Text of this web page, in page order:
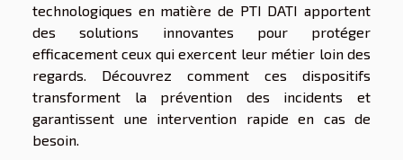
technologiques en matière de PTI DATI apportent
des solutions innovantes pour protéger
efficacement ceux qui exercent leur métier loin des
regards. Découvrez comment ces dispositifs
transforment la prévention des incidents et
garantissent une intervention rapide en cas de
besoin.